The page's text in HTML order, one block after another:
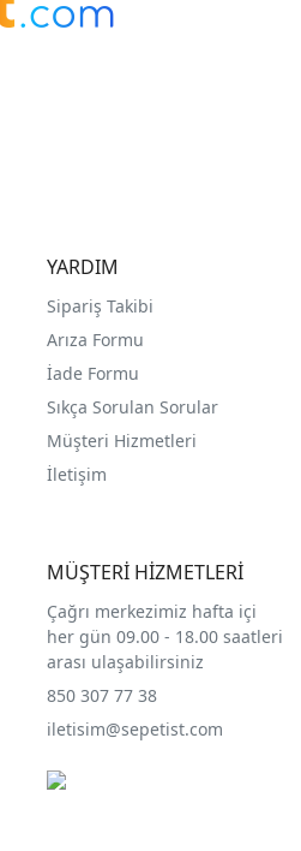
YARDIM
Sipariş Takibi
Arıza Formu
İade Formu
Sıkça Sorulan Sorular
Müşteri Hizmetleri
İletişim
MÜŞTERİ HİZMETLERİ
Çağrı merkezimiz hafta içi
her gün 09.00 - 18.00 saatleri
arası ulaşabilirsiniz
850 307 77 38
iletisim@sepetist.com